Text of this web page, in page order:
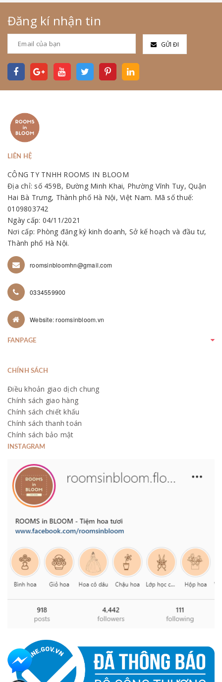
Đăng kí nhận tin
GỬI ĐI
LIÊN HỆ
CÔNG TY TNHH ROOMS IN BLOOM
Địa chỉ: số 459B, Đường Minh Khai, Phường Vĩnh Tuy, Quận
Hai Bà Trưng, Thành phố Hà Nội, Việt Nam. Mã số thuế:
0109803742
Ngày cấp: 04/11/2021
Nơi cấp: Phòng đăng ký kinh doanh, Sở kế hoạch và đầu tư,
Thành phố Hà Nội.
roomsinbloomhn@gmail.com
0334559900
Website: roomsinbloom.vn
FANPAGE
CHÍNH SÁCH
Điều khoản giao dịch chung
Chính sách giao hàng
Chính sách chiết khấu
Chính sách thanh toán
Chính sách bảo mật
INSTAGRAM